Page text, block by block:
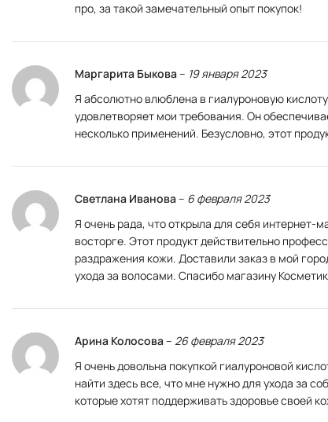
про, за такой замечательный опыт покупок!
Маргарита Быкова– 19 января 2023
Я абсолютно влюблена в гиалуроновую
удовлетворяет мои требования. Он
несколько применений. Безусловно, этот
Светлана Иванова– 6 февраля 2023
Я очень рада, что открыла для себя интернет-
восторге. Этот продукт действительно
раздражения кожи. Доставили заказ в мой
ухода за волосами. Спасибо магазину
Арина Колосова– 26 февраля 2023
Я очень довольна покупкой гиалуроновой
найти здесь все, что мне нужно для ухода за
которые хотят поддерживать здоровье своей